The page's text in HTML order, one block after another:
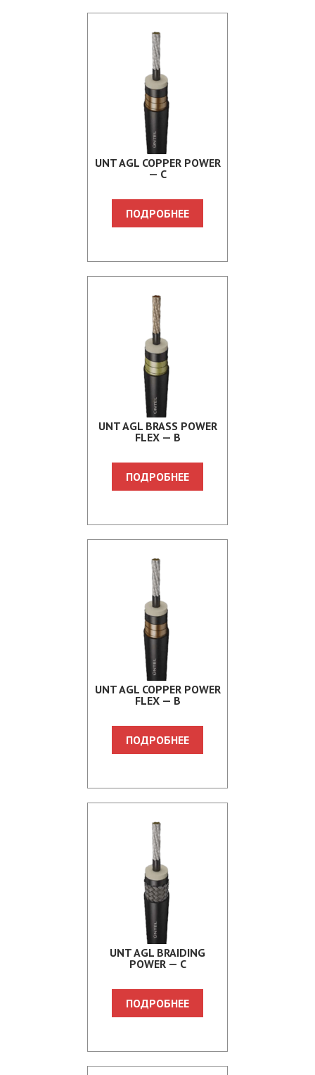
UNT AGL COPPER POWER
— C
ПОДРОБНЕЕ
UNT AGL BRASS POWER
FLEX — B
ПОДРОБНЕЕ
UNT AGL COPPER POWER
FLEX — B
ПОДРОБНЕЕ
UNT AGL BRAIDING
POWER — C
ПОДРОБНЕЕ